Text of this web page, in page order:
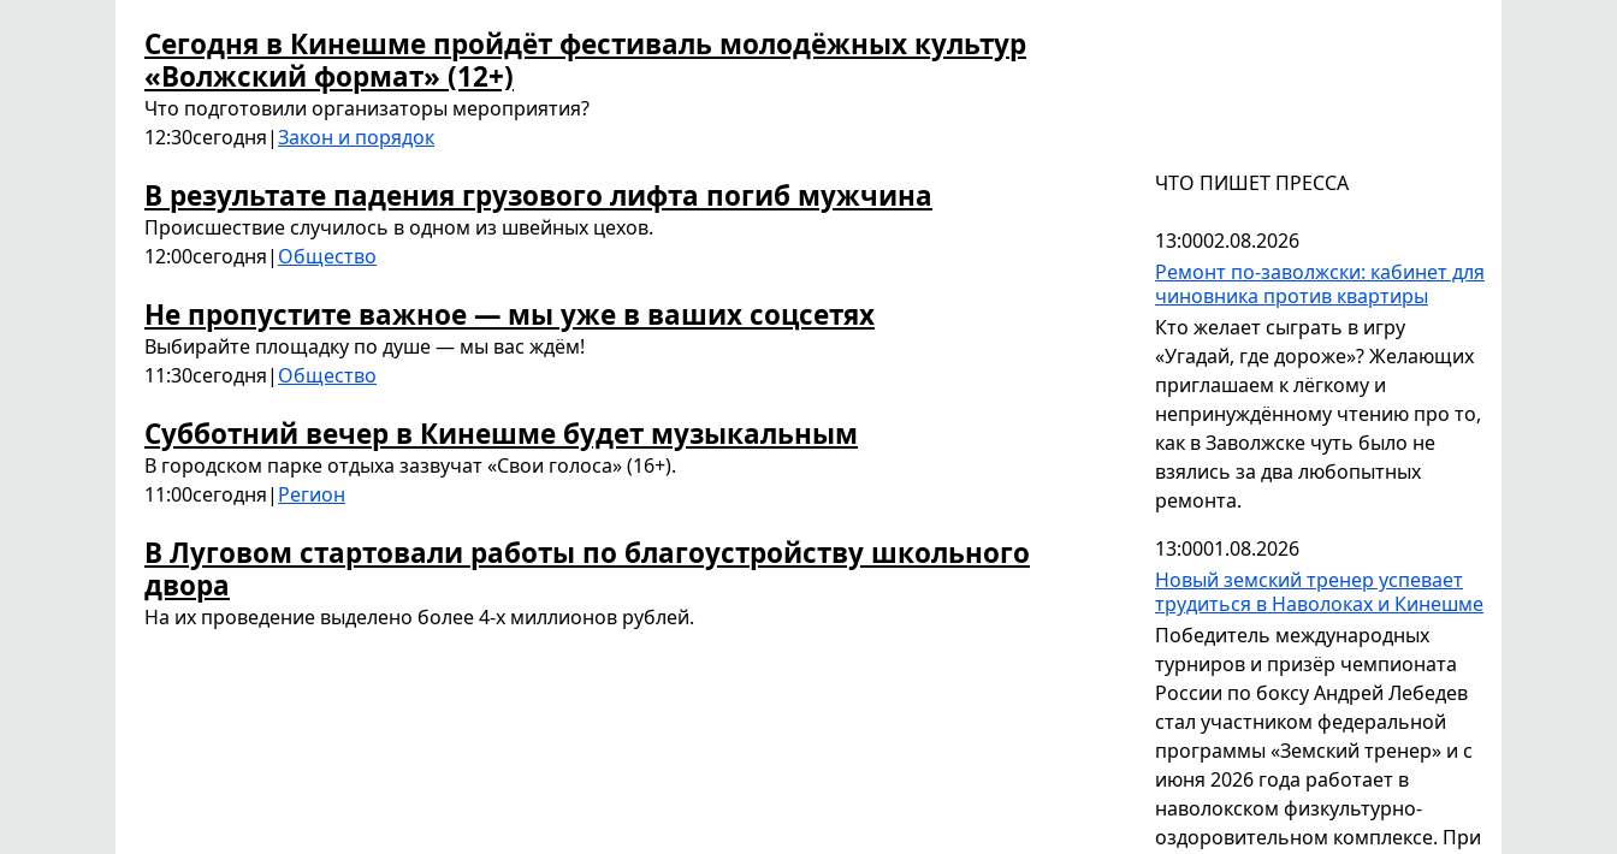
ЧТО ПИШЕТ ПРЕССА
13:0002.08.2026
Ремонт по-заволжски: кабинет для
чиновника против квартиры
Кто желает сыграть в игру
«Угадай, где дороже»? Желающих
приглашаем к лёгкому и
непринуждённому чтению про то,
как в Заволжске чуть было не
взялись за два любопытных
ремонта.
13:0001.08.2026
Новый земский тренер успевает
трудиться в Наволоках и Кинешме
Победитель международных
турниров и призёр чемпионата
России по боксу Андрей Лебедев
стал участником федеральной
программы «Земский тренер» и с
июня 2026 года работает в
наволокском физкультурно-
оздоровительном комплексе. При
Сегодня в Кинешме пройдёт фестиваль молодёжных культур
«Волжский формат» (12+)
Что подготовили организаторы мероприятия?
12:30сегодня|Закон и порядок
В результате падения грузового лифта погиб мужчина
Происшествие случилось в одном из швейных цехов.
12:00сегодня| Общество
Не пропустите важное — мы уже в ваших соцсетях
Выбирайте площадку по душе — мы вас ждём!
11:30сегодня| Общество
Субботний вечер в Кинешме будет музыкальным
В городском парке отдыха зазвучат «Свои голоса» (16+).
11:00сегодня| Регион
В Луговом стартовали работы по благоустройству школьного
двора
На их проведение выделено более 4-х миллионов рублей.